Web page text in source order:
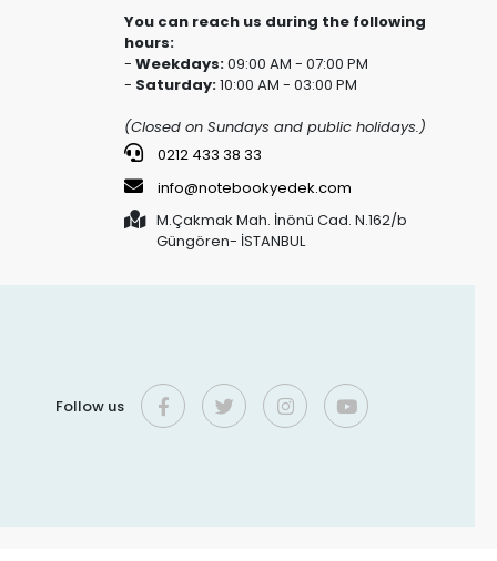
You can reach us during the following
hours:
- Weekdays:09:00 AM - 07:00 PM
- Saturday:10:00 AM - 03:00 PM
(Closed on Sundays and public holidays.)
0212 433 38 33
info@notebookyedek.com
M.Çakmak Mah. İnönü Cad. N.162/b
Güngören- İSTANBUL
Follow us